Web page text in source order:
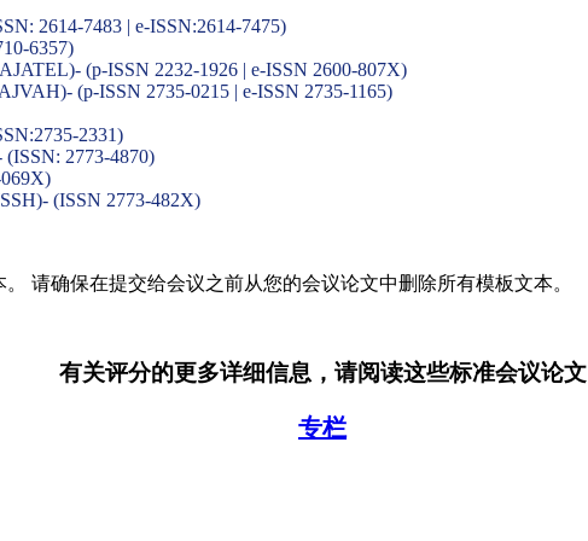
2614-7483 | e-ISSN:2614-7475)
6357)
(p-ISSN 2232-1926 | e-ISSN 2600-807X)
(p-ISSN 2735-0215 | e-ISSN 2735-1165)
2331)
(ISSN: 2773-4870)
(ISSN 2773-482X)
请确保在提交给会议之前从您的会议论文中删除所有模板文本。
有关评分的更多详细信息，请阅读这些标准会议论文
专栏